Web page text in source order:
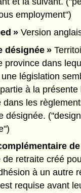
employment")
»Version
désignée »
province dans
législation
à la
dans les
désignée.
de retraite créé
à un autre
requise avant